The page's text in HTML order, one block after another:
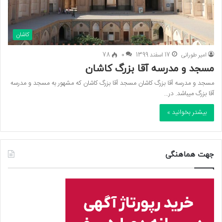
کاشان
امیر طورانی 17 اسفند 1399 0
78
مسجد و مدرسه آقا بزرگ کاشان
مسجد و مدرسه آقا بزرگ کاشان مسجد آقا بزرگ کاشان که مشهور به مسجد و مدرسه
آقا بزرگ میباشد. در…
بیشتر بخوانید »
جهت هماهنگی